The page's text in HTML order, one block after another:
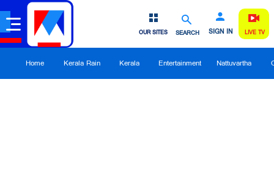
SEARCH SIGN IN
OUR SITES LIVE TV
Home Kerala Rain Kerala Entertainment Nattuvartha